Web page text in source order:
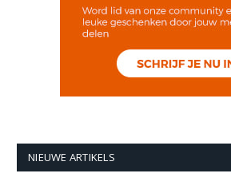
NIEUWE ARTIKELS